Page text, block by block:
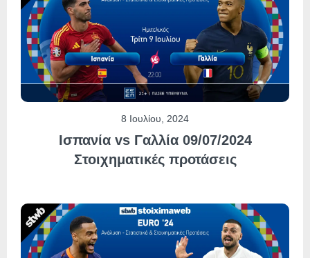
8 Ιουλίου, 2024
Ισπανία vs Γαλλία 09/07/2024
Στοιχηματικές προτάσεις